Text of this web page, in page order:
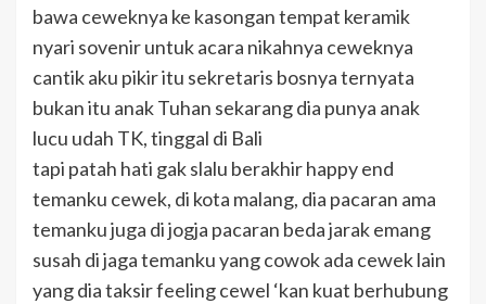
bawa ceweknya ke kasongan tempat keramik
nyari sovenir untuk acara nikahnya ceweknya
cantik aku pikir itu sekretaris bosnya ternyata
bukan itu anak Tuhan sekarang dia punya anak
lucu udah TK, tinggal di Bali
tapi patah hati gak slalu berakhir happy end
temanku cewek, di kota malang, dia pacaran ama
temanku juga di jogja pacaran beda jarak emang
susah di jaga temanku yang cowok ada cewek lain
yang dia taksir feeling cewel ‘kan kuat berhubung